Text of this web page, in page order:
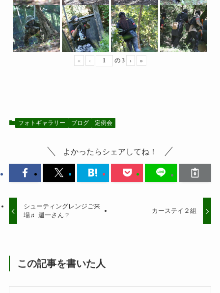
« ‹ の 3 › »
フォトギャラリー ブログ 定例会
よかったらシェアしてね！
シューティングレンジご来
場♬ 週一さん？
カーステイ２組
この記事を書いた人